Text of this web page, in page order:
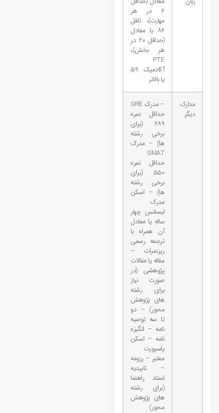
۶ در هر
مهارت)، تافل
۸۶ یا معادل
(حداقل ۲۰ در
هر بخش)،
PTE
آکادمیک ۵۹
یا بالاتر
مدارک
دیگر
– مدرک GRE
حداقل نمره
۲۸۹ (برای
برخی رشته
ها) – مدرک
GMAT
حداقل نمره
۵۵۰ (برای
برخی رشته
ها) – اسکن
مدرک
لیسانس چهار
ساله یا معادل
آن همراه با
ترجمه رسمی
ریزنمرات –
مقاله یا مقالات
پژوهشی (در
صورت نیاز
برای رشته
های پژوهش
محور) – دو
تا سه توصیه
نامه – انگیزه
نامه – اسکن
پاسپورت
معتبر – رزومه
– تاییدیه
استاد راهنما
(برای رشته
های پژوهش
محور)